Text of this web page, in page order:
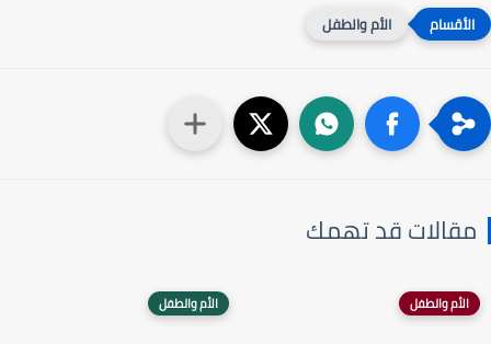
الأم والطفل
مقالات قد تهمك
الأم والطفل الأم والطفل